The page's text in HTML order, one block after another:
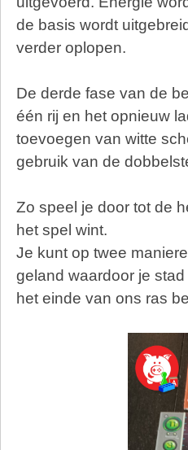
de basis wordt
verder oplopen.
De derde fase van de
één rij en het opnieuw
toevoegen van witte
gebruik van de
Zo speel je door tot de
het spel wint.
Je kunt op twee
geland waardoor je
het einde van ons ras